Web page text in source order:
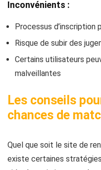
Inconvénients :
Processus d’inscription
Risque de subir des
Certains utilisateurs
malveillantes
Les conseils
chances de
Quel que soit le site de
existe certaines